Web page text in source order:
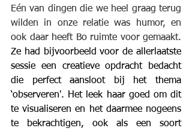
Eén van dingen die we heel graag terug
wilden in onze relatie was humor, en
Ze had bijvoorbeeld voor de allerlaatste
sessie een creatieve opdracht bedacht
die perfect aansloot bij het thema
‘observeren'. Het leek haar goed om dit
te visualiseren en het daarmee nogeens
te bekrachtigen, ook als een soort